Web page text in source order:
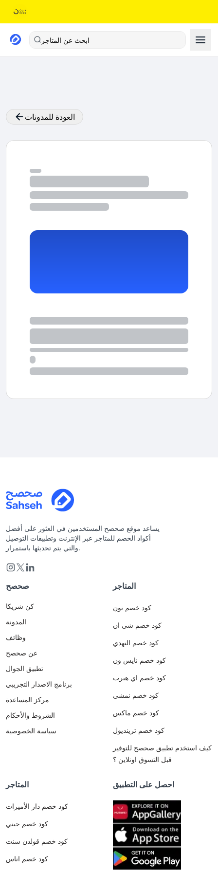
ابحث عن المتاجر
العودة للمدونات
يساعد موقع صحصح المستخدمين في العثور على أفضل
أكواد الخصم للمتاجر عبر الإنترنت وتطبيقات التوصيل
والتي يتم تحديثها باستمرار.
صحصح
كن شريكا
المدونة
وظائف
عن صحصح
تطبيق الجوال
برنامج الاصدار التجريبي
مركز المساعدة
الشروط والأحكام
سياسة الخصوصية
المتاجر
كود خصم نون
كود خصم شي ان
كود خصم النهدي
كود خصم نايس ون
كود خصم اي هيرب
كود خصم نمشي
كود خصم ماكس
كود خصم ترينديول
كيف استخدم تطبيق صحصح للتوفير
قبل التسوق اونلاين ؟
المتاجر
كود خصم دار الأميرات
كود خصم جيني
كود خصم قولدن سنت
كود خصم اناس
احصل على التطبيق